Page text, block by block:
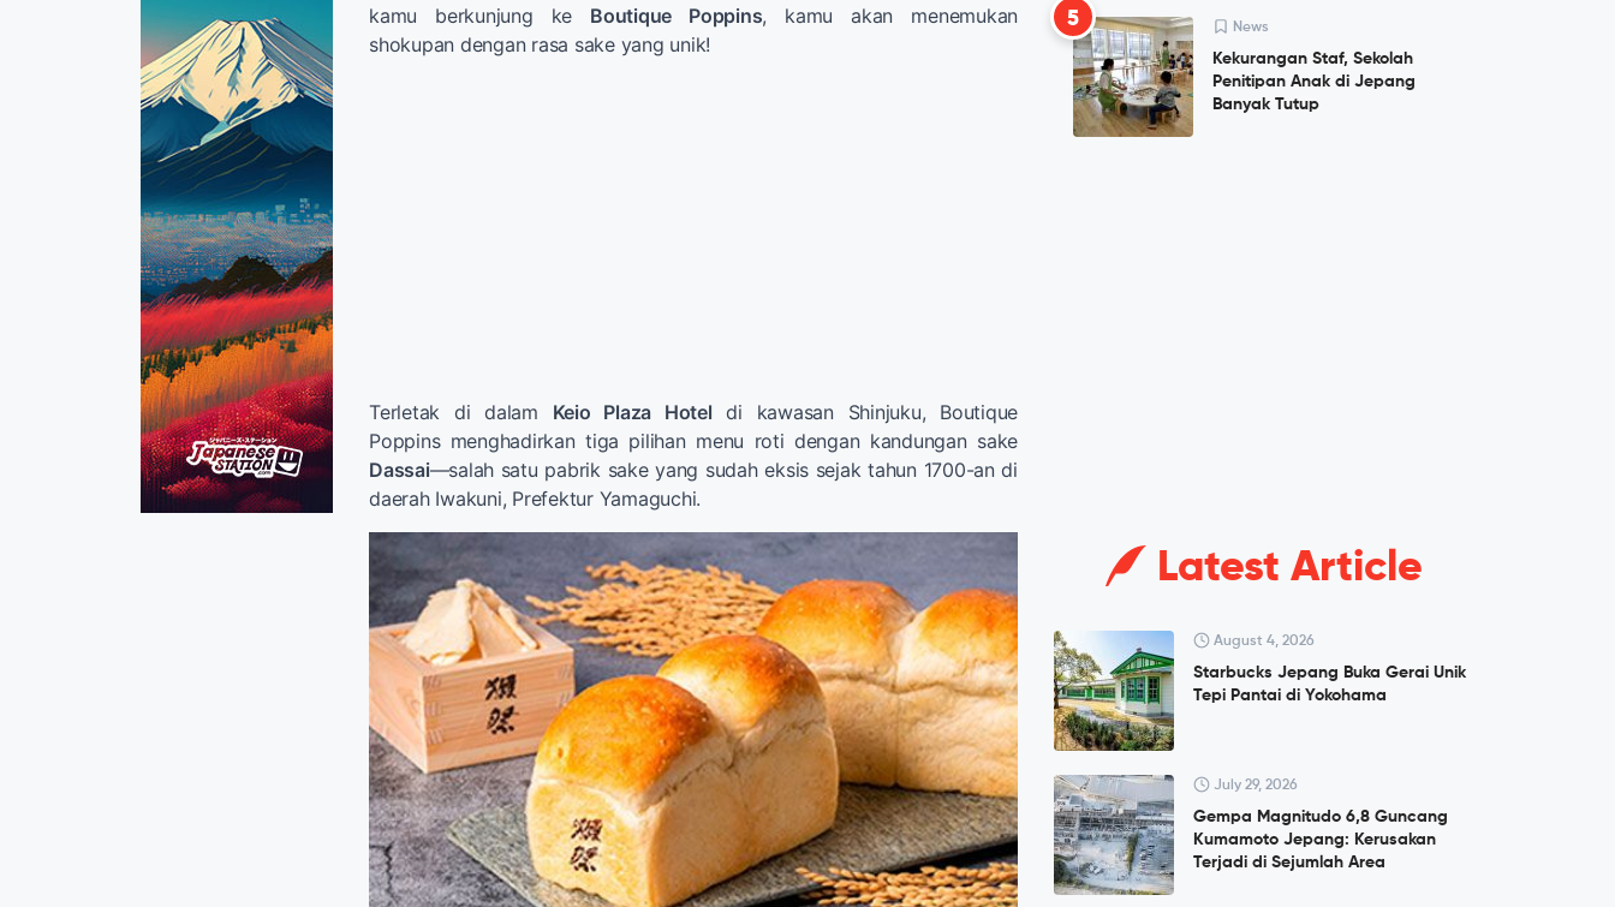
kamu berkunjung ke Boutique Poppins, kamu akan menemukan
shokupan dengan rasa sake yang unik!
Terletak di dalam Keio Plaza Hotel di kawasan Shinjuku, Boutique
Poppins menghadirkan tiga pilihan menu roti dengan kandungan sake
Dassai—salah satu pabrik sake yang sudah eksis sejak tahun 1700-an di
daerah Iwakuni, Prefektur Yamaguchi.
5 News
Kekurangan Staf, Sekolah
Penitipan Anak di Jepang
Banyak Tutup
Latest Article
August 4, 2026
Starbucks Jepang Buka Gerai Unik
Tepi Pantai di Yokohama
July 29, 2026
Gempa Magnitudo 6,8 Guncang
Kumamoto Jepang: Kerusakan
Terjadi di Sejumlah Area